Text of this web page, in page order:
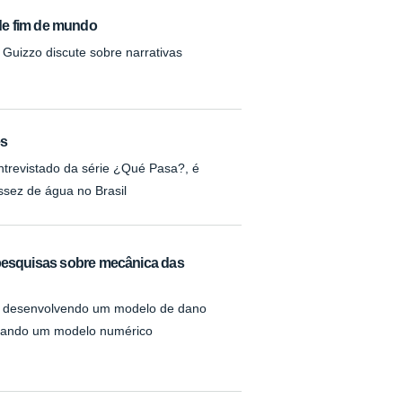
fim de mundo
discute sobre narrativas
da série ¿Qué Pasa?, é
de água no Brasil
sobre mecânica das
um modelo de dano
um modelo numérico